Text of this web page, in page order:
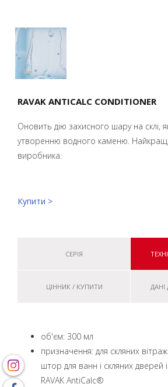
RAVAK ANTICALC CONDITIONER
Оновить дію захисного шару на склі,
утворенню водного каменю.
виробника.
Купити >
СЕРІЯ
ЦІННИК / КУПИТИ
об'єм: 300 мл
призначення: для скляних
штор для ванн і скляних
RAVAK AntiCalc®